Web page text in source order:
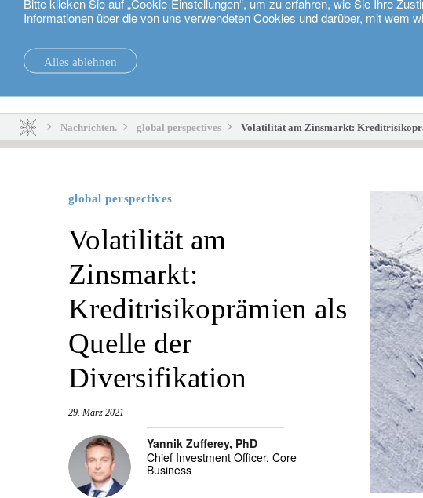
Informationen über die von uns verwendeten Cookies und darüber, mit wem
Alles ablehnen
Nachrichten. global perspectives Volatilität am Zinsmarkt:
global perspectives
Volatilität am
Zinsmarkt:
Kreditrisikoprämien als
Quelle der
Diversifikation
29. März 2021
Yannik Zufferey, PhD
Chief Investment Officer, Core
Business